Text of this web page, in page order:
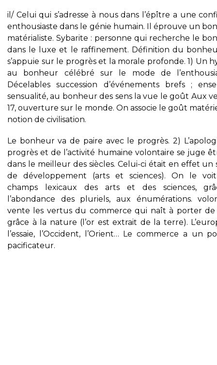
il/ Celui qui s’adresse à nous dans l’épître a une
enthousiaste dans le génie humain. Il éprouve un
matérialiste. Sybarite : personne qui recherche le
dans le luxe et le raffinement. Définition du
s’appuie sur le progrès et la morale profonde. 1) Un
au bonheur célébré sur le mode de
Décelables succession d’événements brefs ;
sensualité, au bonheur des sens la vue le goût Aux
17, ouverture sur le monde. On associe le goût
notion de civilisation.
Le bonheur va de paire avec le progrès. 2)
progrès et de l’activité humaine volontaire se juge
dans le meilleur des siècles. Celui-ci était en effet un
de développement (arts et sciences). On le
champs lexicaux des arts et des sciences,
l’abondance des pluriels, aux énumérations.
vente les vertus du commerce qui naît à porter de
grâce à la nature (l’or est extrait de la terre).
l’essaie, l’Occident, l’Orient… Le commerce a un
pacificateur.